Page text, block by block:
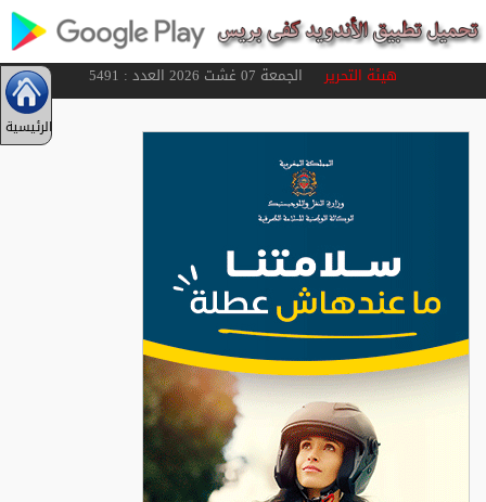
هيئة التحريرالجمعة 07 غشت 2026 العدد : 5491
الرئيسية